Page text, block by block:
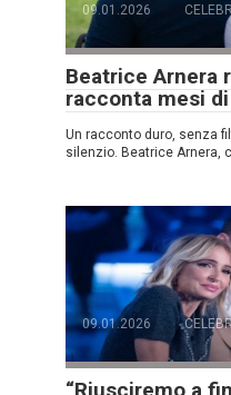
09.01.2026
Beatrice Arnera
racconta mesi
Un racconto duro, senza
silenzio. Beatrice Arnera,
09.01.2026
“Riusciremo a